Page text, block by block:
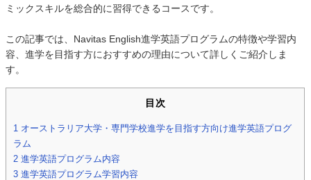
ミックスキルを総合的に習得できるコースです。
この記事では、Navitas English進学英語プログラムの特徴や学習内
容、進学を目指す方におすすめの理由について詳しくご紹介しま
す。
目次
1 オーストラリア大学・専門学校進学を目指す方向け進学英語プログ
ラム
2 進学英語プログラム内容
3 進学英語プログラム学習内容